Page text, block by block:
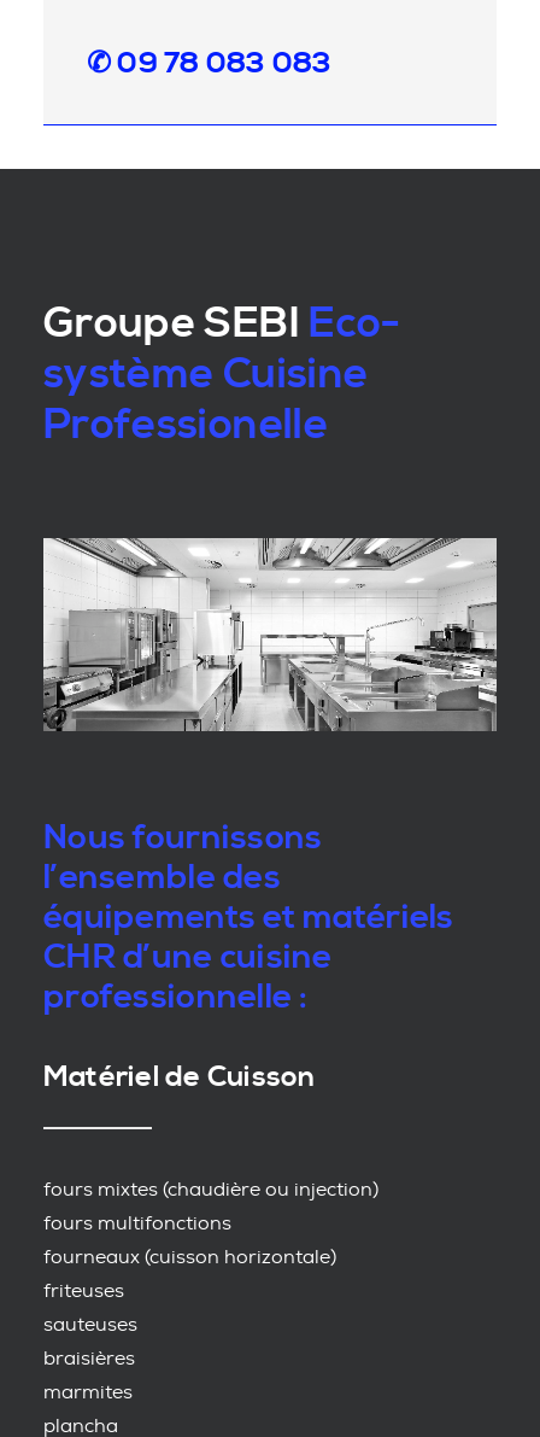
✆ 09 78 083 083
Groupe SEBI Eco-
système Cuisine
Professionelle
Nous fournissons
l’ensemble des
équipements et matériels
CHR d’une cuisine
professionnelle :
Matériel de Cuisson
fours mixtes (chaudière ou injection)
fours multifonctions
fourneaux (cuisson horizontale)
friteuses
sauteuses
braisières
marmites
plancha